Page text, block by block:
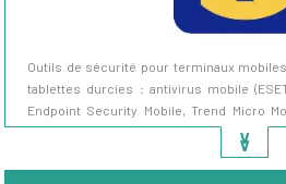
Outils de sécurité pour terminaux
tablettes durcies : antivirus mobile
Endpoint Security Mobile, Trend Micro
Defense MTD (Lookout, Pradeo,
conteneurisation, verrouillage kiosque,
(Knox Samsung, Zebra Mobility DNA),
∨
∨